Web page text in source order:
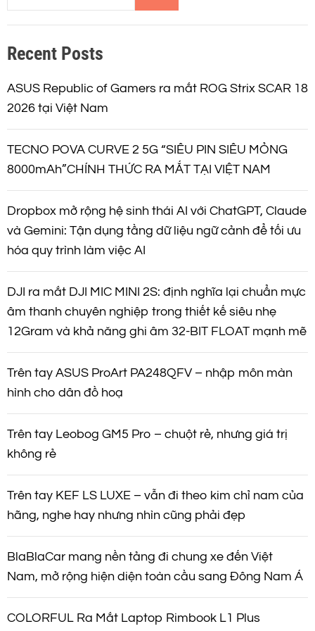
m
i
m
Recent Posts
ASUS Republic of Gamers ra mắt ROG Strix SCAR 18
2026 tại Việt Nam
TECNO POVA CURVE 2 5G “SIÊU PIN SIÊU MỎNG
8000mAh”CHÍNH THỨC RA MẮT TẠI VIỆT NAM
Dropbox mở rộng hệ sinh thái AI với ChatGPT, Claude
và Gemini: Tận dụng tầng dữ liệu ngữ cảnh để tối ưu
hóa quy trình làm việc AI
DJI ra mắt DJI MIC MINI 2S: định nghĩa lại chuẩn mực
âm thanh chuyên nghiệp trong thiết kế siêu nhẹ
12Gram và khả năng ghi âm 32-BIT FLOAT mạnh mẽ
Trên tay ASUS ProArt PA248QFV – nhập môn màn
hình cho dân đồ hoạ
Trên tay Leobog GM5 Pro – chuột rẻ, nhưng giá trị
không rẻ
Trên tay KEF LS LUXE – vẫn đi theo kim chỉ nam của
hãng, nghe hay nhưng nhìn cũng phải đẹp
BlaBlaCar mang nền tảng đi chung xe đến Việt
Nam, mở rộng hiện diện toàn cầu sang Đông Nam Á
COLORFUL Ra Mắt Laptop Rimbook L1 Plus